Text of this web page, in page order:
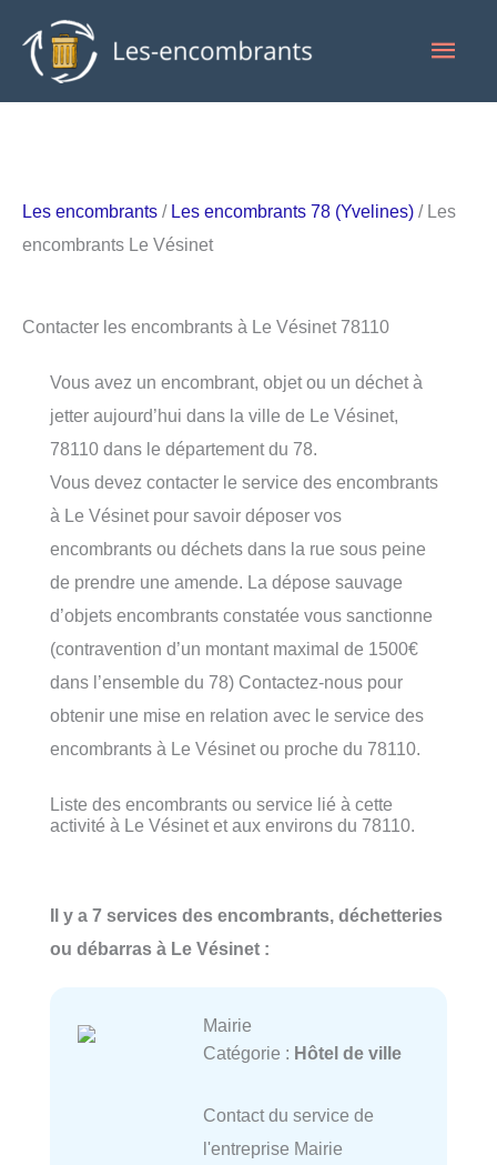
contenu
Les encombrants / Les encombrants 78 (Yvelines) / Les
encombrants Le Vésinet
Contacter les encombrants à Le Vésinet 78110
Vous avez un encombrant, objet ou un déchet à
jetter aujourd’hui dans la ville de Le Vésinet,
78110 dans le département du 78.
Vous devez contacter le service des encombrants
à Le Vésinet pour savoir déposer vos
encombrants ou déchets dans la rue sous peine
de prendre une amende. La dépose sauvage
d’objets encombrants constatée vous sanctionne
(contravention d’un montant maximal de 1500€
dans l’ensemble du 78) Contactez-nous pour
obtenir une mise en relation avec le service des
encombrants à Le Vésinet ou proche du 78110.
Liste des encombrants ou service lié à cette
activité à Le Vésinet et aux environs du 78110.
Il y a 7 services des encombrants, déchetteries
ou débarras à Le Vésinet :
Mairie
Catégorie : Hôtel de ville
Contact du service de
l'entreprise Mairie